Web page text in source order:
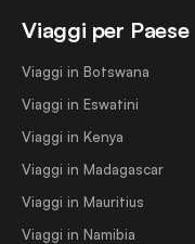
Viaggi per Paese
Viaggi in Botswana
Viaggi in Eswatini
Viaggi in Kenya
Viaggi in Madagascar
Viaggi in Mauritius
Viaggi in Namibia